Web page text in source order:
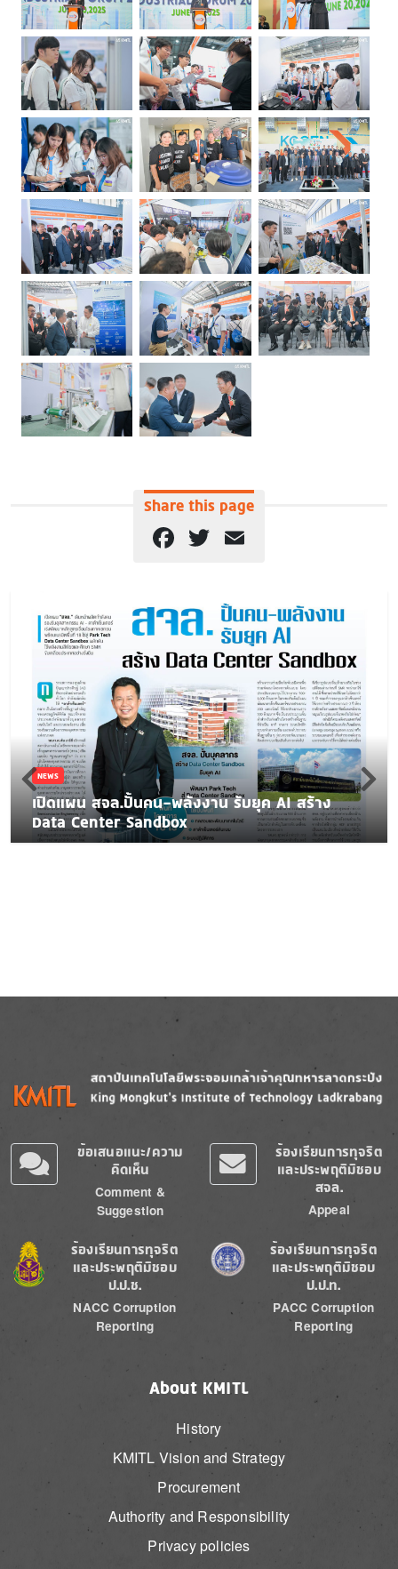
Share this page
Facebook
Twitter
NEWS
เปิดแผน สจล.ปั้นคน-พลังงาน รับยุค AI สร้าง
Data Center Sandbox
Image
ข้อเสนอแนะ/ความ
คิดเห็น
Comment &
Suggestion
ร้องเรียนการทุจริต
และประพฤติมิชอบ
สจล.
Appeal
Image
ร้องเรียนการทุจริต
และประพฤติมิชอบ
ป.ป.ช.
NACC Corruption
Reporting
Image
ร้องเรียนการทุจริต
และประพฤติมิชอบ
ป.ป.ท.
PACC Corruption
Reporting
About KMITL
History
KMITL Vision and Strategy
Procurement
Authority and Responsibility
Privacy policies